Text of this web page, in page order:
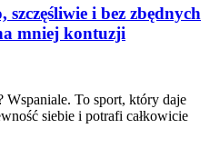
i bez zbędnych
mniej kontuzji
Wspaniale. To sport, który daje
siebie i potrafi całkowicie